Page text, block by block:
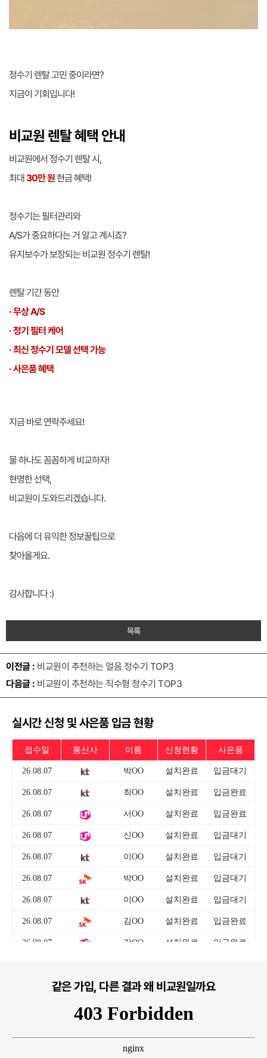
정수기 렌탈 고민 중이라면?
지금이 기회입니다!
비교원 렌탈 혜택 안내
비교원에서 정수기 렌탈 시,
최대 30만 원현금 혜택!
정수기는 필터관리와
A/S가 중요하다는 거 알고 계시죠?
유지보수가 보장되는 비교원 정수기 렌탈!
렌탈 기간 동안
· 무상 A/S
· 정기 필터 케어
· 최신 정수기 모델 선택 가능
· 사은품 혜택
지금 바로 연락주세요!
물 하나도 꼼꼼하게 비교하자!
현명한 선택,
비교원이 도와드리겠습니다.
다음에 더 유익한 정보꿀팁으로
찾아올게요.
감사합니다 :)
목록
이전글 : 비교원이 추천하는 얼음 정수기 TOP3
다음글 : 비교원이 추천하는 직수형 정수기 TOP3
실시간 신청 및 사은품 입금 현황
같은 가입, 다른 결과 왜 비교원일까요